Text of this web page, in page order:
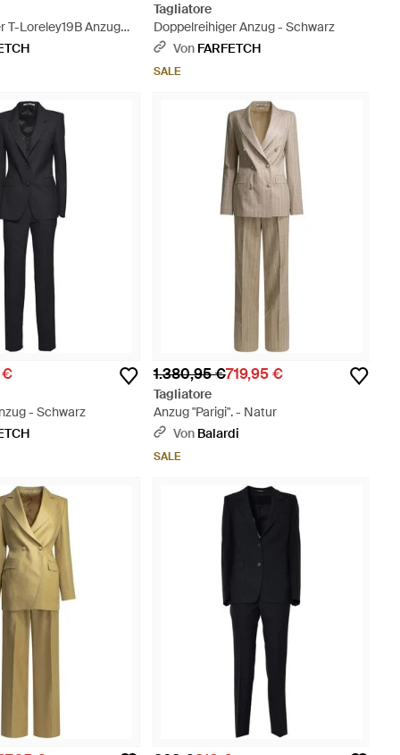
T-Loreley19B Anzug
Tagliatore
Doppelreihiger Anzug - Schwarz
Von FARFETCH
SALE
€
- Schwarz
1.380,95 €719,95 €
Tagliatore
Anzug "Parigi". - Natur
Von Balardi
SALE